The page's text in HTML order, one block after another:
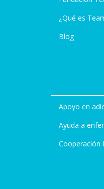
¿Qué es
Blog
Apoyo en
Ayuda a
Cooperación